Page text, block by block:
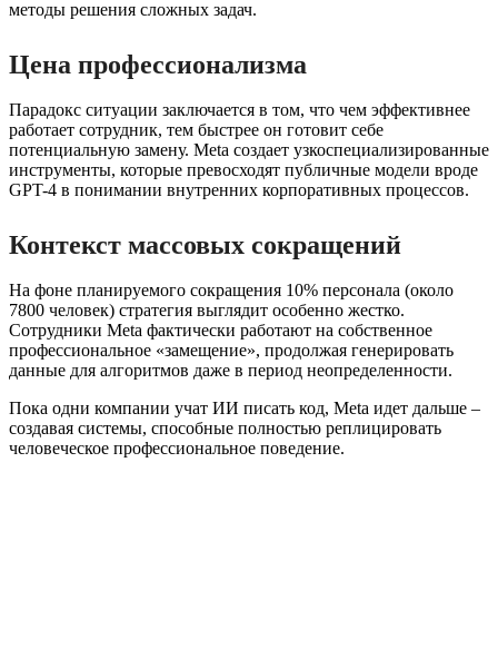
методы решения сложных задач.
Цена профессионализма
Парадокс ситуации заключается в том, что чем эффективнее
работает сотрудник, тем быстрее он готовит себе
потенциальную замену. Meta создает узкоспециализированные
инструменты, которые превосходят публичные модели вроде
GPT-4 в понимании внутренних корпоративных процессов.
Контекст массовых сокращений
На фоне планируемого сокращения 10% персонала (около
7800 человек) стратегия выглядит особенно жестко.
Сотрудники Meta фактически работают на собственное
профессиональное «замещение», продолжая генерировать
данные для алгоритмов даже в период неопределенности.
Пока одни компании учат ИИ писать код, Meta идет дальше –
создавая системы, способные полностью реплицировать
человеческое профессиональное поведение.